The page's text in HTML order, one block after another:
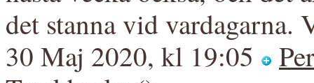
det stanna vid vardagarna.
30 Maj 2020, kl 19:05